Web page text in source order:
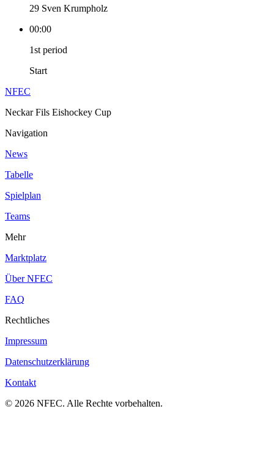
29 Sven Krumpholz
00:00
1st period
Start
NFEC
Neckar Fils Eishockey Cup
Navigation
News
Tabelle
Spielplan
Teams
Mehr
Marktplatz
Über NFEC
FAQ
Rechtliches
Impressum
Datenschutzerklärung
Kontakt
© 2026 NFEC. Alle Rechte vorbehalten.